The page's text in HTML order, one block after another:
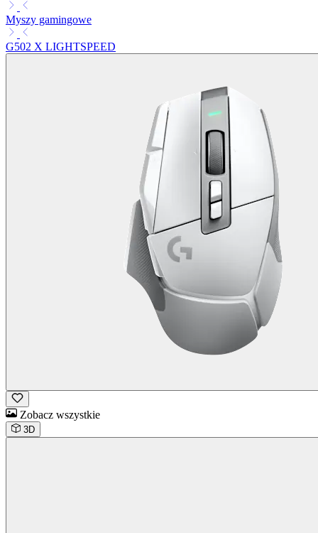
Myszy gamingowe
G502 X LIGHTSPEED
Zobacz wszystkie
3D